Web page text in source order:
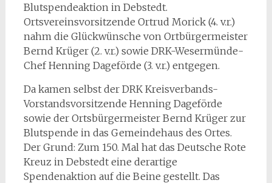
Blutspendeaktion in Debstedt.
Ortsvereinsvorsitzende Ortrud Morick (4. v.r.)
nahm die Glückwünsche von Ortbürgermeister
Bernd Krüger (2. v.r.) sowie DRK-Wesermünde-
Chef Henning Dageförde (3. v.r.) entgegen.
Da kamen selbst der DRK Kreisverbands-
Vorstandsvorsitzende Henning Dageförde
sowie der Ortsbürgermeister Bernd Krüger zur
Blutspende in das Gemeindehaus des Ortes.
Der Grund: Zum 150. Mal hat das Deutsche Rote
Kreuz in Debstedt eine derartige
Spendenaktion auf die Beine gestellt. Das